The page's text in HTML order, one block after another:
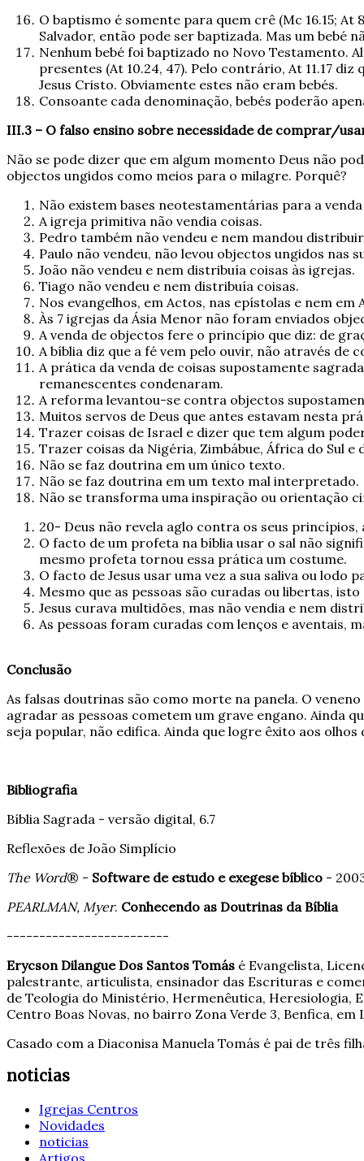
O baptismo é somente para quem crê (Mc 16.15;
Salvador, então pode ser baptizada. Mas um bebé
Nenhum bebé foi baptizado no Novo Testamento.
presentes (At 10.24, 47). Pelo contrário, At 11.17
Jesus Cristo. Obviamente estes não eram bebés.
Consoante cada denominação, bebés poderão
III.3 – O falso ensino sobre necessidade de comprar/
Não se pode dizer que em algum momento Deus não
objectos ungidos como meios para o milagre. Porquê?
Não existem bases neotestamentárias para a
A igreja primitiva não vendia coisas.
Pedro também não vendeu e nem mandou
Paulo não vendeu, não levou objectos ungidos nas
João não vendeu e nem distribuía coisas às igrejas.
Tiago não vendeu e nem distribuía coisas.
Nos evangelhos, em Actos, nas epístolas e nem
Às 7 igrejas da Ásia Menor não foram enviados
A venda de objectos fere o princípio que diz: de
A bíblia diz que a fé vem pelo ouvir, não através de
A prática da venda de coisas supostamente
remanescentes condenaram.
A reforma levantou-se contra objectos
Muitos servos de Deus que antes estavam nesta
Trazer coisas de Israel e dizer que tem algum
Trazer coisas da Nigéria, Zimbábue, África do Sul
Não se faz doutrina em um único texto.
Não se faz doutrina em um texto mal interpretado.
Não se transforma uma inspiração ou orientação
20- Deus não revela aglo contra os seus princípios,
O facto de um profeta na bíblia usar o sal não
mesmo profeta tornou essa prática um costume.
O facto de Jesus usar uma vez a sua saliva ou
Mesmo que as pessoas são curadas ou libertas,
Jesus curava multidões, mas não vendia e nem
As pessoas foram curadas com lenços e aventais,
Conclusão
As falsas doutrinas são como morte na panela. O
agradar as pessoas cometem um grave engano. Ainda
seja popular, não edifica. Ainda que logre êxito aos
Bibliografia
Bíblia Sagrada - versão digital, 6.7
Reflexões de João Simplício
The Word® - Software de estudo e exegese bíblico -
PEARLMAN, Myer. Conhecendo as Doutrinas da Bíblia
-------------------------
Erycson Dilangue Dos Santos Tomás é Evangelista,
palestrante, articulista, ensinador das Escrituras e
de Teologia do Ministério, Hermenêutica, Heresiologia,
Centro Boas Novas, no bairro Zona Verde 3, Benfica,
Casado com a Diaconisa Manuela Tomás é pai de três
noticias
Igrejas Centros
Novidades
noticias
Artigos